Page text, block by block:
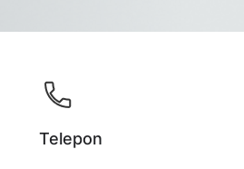
Telepon